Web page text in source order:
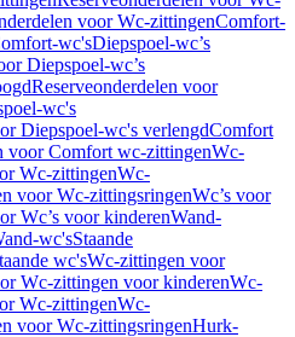
voor Wc-zittingenComfort-
wc'sDiepspoel-wc’s
Diepspoel-wc’s
Reserveonderdelen voor
wc's
Diepspoel-wc's verlengdComfort
voor Comfort wc-zittingenWc-
Wc-zittingenWc-
voor Wc-zittingsringenWc’s voor
Wc’s voor kinderenWand-
wc'sStaande
wc'sWc-zittingen voor
Wc-zittingen voor kinderenWc-
Wc-zittingenWc-
voor Wc-zittingsringenHurk-